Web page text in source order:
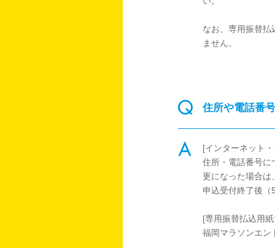
なお、専用振替払
ません。
住所や電話番
[インターネット
住所・電話番号に
更になった場合は
申込受付終了後（
[専用振替払込用
福岡マラソンエン